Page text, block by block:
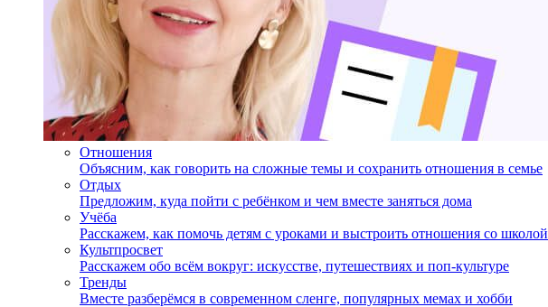
Отношения
Объясним, как говорить на сложные темы и сохранить отношения в семье
Отдых
Предложим, куда пойти с ребёнком и чем вместе заняться дома
Учёба
Расскажем, как помочь детям с уроками и выстроить отношения со школой
Культпросвет
Расскажем обо всём вокруг: искусстве, путешествиях и поп-культуре
Тренды
Вместе разберёмся в современном сленге, популярных мемах и хобби